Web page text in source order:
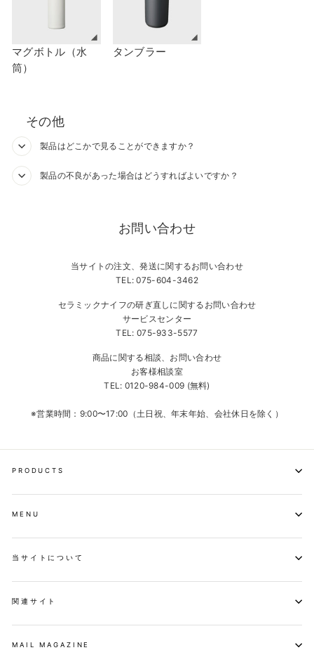
マグボトル（水
筒）
タンブラー
その他
製品はどこかで見ることができますか？
製品の不良があった場合はどうすればよいですか？
お問い合わせ
当サイトの注文、発送に関するお問い合わせ
TEL: 075-604-3462
セラミックナイフの研ぎ直しに関するお問い合わせ
サービスセンター
TEL: 075-933-5577
商品に関する相談、お問い合わせ
お客様相談室
TEL: 0120-984-009 (無料)
※営業時間：9:00〜17:00（土日祝、年末年始、会社休日を除く）
PRODUCTS
MENU
当サイトについて
関連サイト
MAIL MAGAZINE